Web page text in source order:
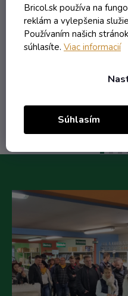
Bricol.sk používa na
reklám a vylepšenia
Používaním našich
súhlasíte. Viac informacií
Súhlasím
1,44 €